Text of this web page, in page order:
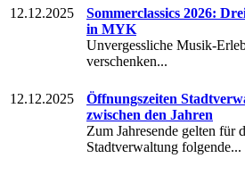
12.12.2025
Sommerclassics 2026:
in MYK
Unvergessliche Musik-
verschenken...
12.12.2025
Öffnungszeiten
zwischen den Jahren
Zum Jahresende gelten für
Stadtverwaltung folgende...